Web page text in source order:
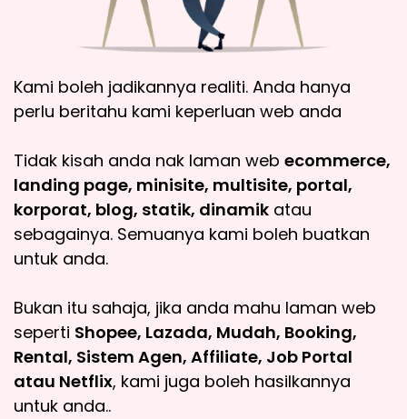
Kami boleh jadikannya realiti. Anda hanya
perlu beritahu kami keperluan web anda
Tidak kisah anda nak laman web ecommerce,
landing page, minisite, multisite, portal,
korporat, blog, statik, dinamik atau
sebagainya. Semuanya kami boleh buatkan
untuk anda.
Bukan itu sahaja, jika anda mahu laman web
seperti Shopee, Lazada, Mudah, Booking,
Rental, Sistem Agen, Affiliate, Job Portal
atau Netflix, kami juga boleh hasilkannya
untuk anda..